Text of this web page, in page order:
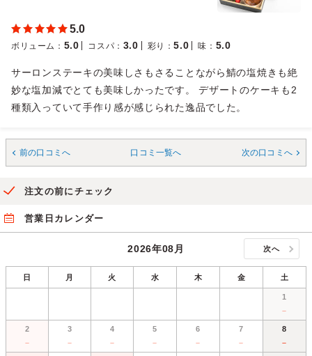
5.0
ボリューム ： 5.0 コスパ ： 3.0 彩り ：5.0 味 ： 5.0
サーロンステーキの美味しさもさることながら鯖の塩焼きも絶
妙な塩加減でとても美味しかったです。 デザートのケーキも2
種類入っていて手作り感が感じられた逸品でした。
前の口コミへ 口コミ一覧へ 次の口コミへ
注文の前にチェック
営業日カレンダー
2026年08月 次へ
日 月 火 水 木 金 土
1
－
2
－
3
－
4
－
5
－
6
－
7
－
8
－